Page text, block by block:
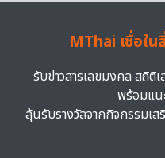
MThai เชื่อใน
รับข่าวสารเลขมงคล สถิติ
พร้อมแน
ลุ้นรับรางวัลจากกิจกรรมเ